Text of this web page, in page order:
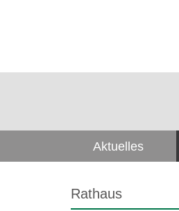
Aktuelles
Rathaus